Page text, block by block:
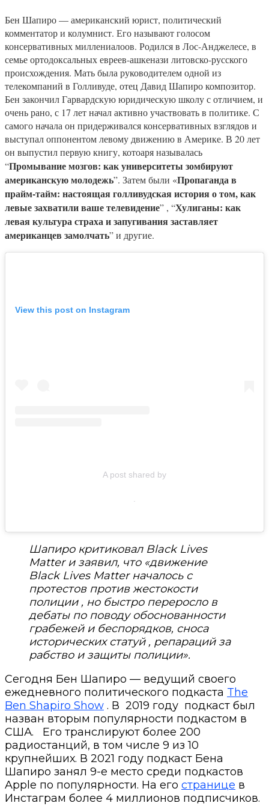
Бен Шапиро — американский юрист, политический
комментатор и колумнист. Его называют голосом
консервативных миллениалоов. Родился в Лос-Анджелесе, в
семье ортодоксальных евреев-ашкенази литовско-русского
происхождения. Мать была руководителем одной из
телекомпаний в Голливуде, отец Давид Шапиро композитор.
Бен закончил Гарвардскую юридическую школу с отличием, и
очень рано, с 17 лет начал активно участвовать в политике. С
самого начала он придерживался консервативных взглядов и
выступал оппонентом левому движению в Америке. В 20 лет
он выпустил первую книгу, котоаря называлась
“Промывание мозгов: как университеты зомбируют
американскую молодежь”. Затем были «Пропаганда в
прайм-тайм: настоящая голливудская история о том, как
левые захватили ваше телевидение” , “Хулиганы: как
левая культура страха и запугивания заставляет
американцев замолчать” и другие.
View this post on Instagram
A post shared by
.
Шапиро критиковал Black Lives
Matter и заявил, что «движение
Black Lives Matter началось с
протестов против жестокости
полиции , но быстро переросло в
дебаты по поводу обоснованности
грабежей и беспорядков, сноса
исторических статуй , репараций за
рабство и защиты полиции».
Сегодня Бен Шапиро — ведущий своего
ежедневного политического подкаста The
Ben Shapiro Show . В 2019 году подкаст был
назван вторым популярности подкастом в
США.
Его транслируют более 200
радиостанций, в том числе 9 из 10
крупнейших. В 2021 году подкаст Бена
Шапиро занял 9-е место среди подкастов
Apple по популярности. На его странице в
Инстаграм более 4 миллионов подписчиков.